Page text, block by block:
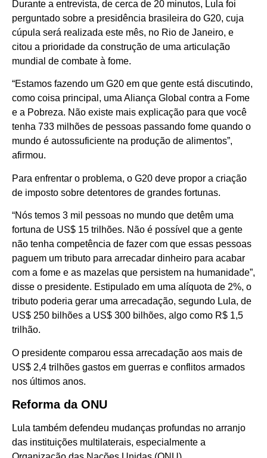
Durante a entrevista, de cerca de 20 minutos, Lula foi
perguntado sobre a presidência brasileira do G20, cuja
cúpula será realizada este mês, no Rio de Janeiro, e
citou a prioridade da construção de uma articulação
mundial de combate à fome.
“Estamos fazendo um G20 em que gente está discutindo,
como coisa principal, uma Aliança Global contra a Fome
e a Pobreza. Não existe mais explicação para que você
tenha 733 milhões de pessoas passando fome quando o
mundo é autossuficiente na produção de alimentos”,
afirmou.
Para enfrentar o problema, o G20 deve propor a criação
de imposto sobre detentores de grandes fortunas.
“Nós temos 3 mil pessoas no mundo que detêm uma
fortuna de US$ 15 trilhões. Não é possível que a gente
não tenha competência de fazer com que essas pessoas
paguem um tributo para arrecadar dinheiro para acabar
com a fome e as mazelas que persistem na humanidade”,
disse o presidente. Estipulado em uma alíquota de 2%, o
tributo poderia gerar uma arrecadação, segundo Lula, de
US$ 250 bilhões a US$ 300 bilhões, algo como R$ 1,5
trilhão.
O presidente comparou essa arrecadação aos mais de
US$ 2,4 trilhões gastos em guerras e conflitos armados
nos últimos anos.
Reforma da ONU
Lula também defendeu mudanças profundas no arranjo
das instituições multilaterais, especialmente a